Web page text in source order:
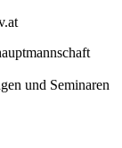
und Seminaren